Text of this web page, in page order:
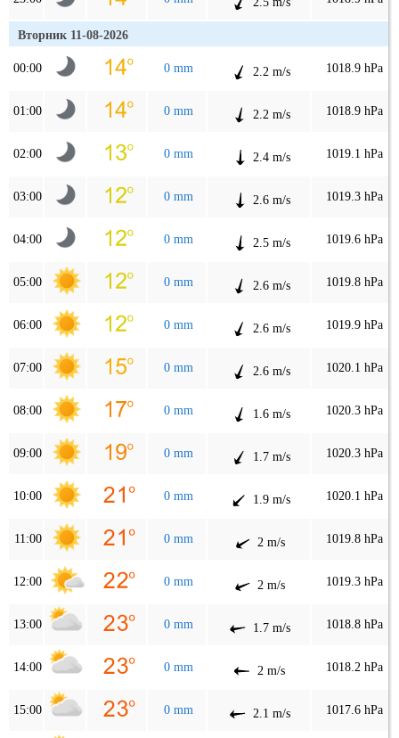
Вторник 11-08-2026
00:00 0 mm 2.2 m/s 1018.9 hPa
01:00 0 mm 2.2 m/s 1018.9 hPa
02:00 0 mm 2.4 m/s 1019.1 hPa
03:00 0 mm 2.6 m/s 1019.3 hPa
04:00 0 mm 2.5 m/s 1019.6 hPa
05:00 0 mm 2.6 m/s 1019.8 hPa
06:00 0 mm 2.6 m/s 1019.9 hPa
07:00 0 mm 2.6 m/s 1020.1 hPa
08:00 0 mm 1.6 m/s 1020.3 hPa
09:00 0 mm 1.7 m/s 1020.3 hPa
10:00 0 mm 1.9 m/s 1020.1 hPa
11:00 0 mm 2 m/s 1019.8 hPa
12:00 0 mm 2 m/s 1019.3 hPa
13:00 0 mm 1.7 m/s 1018.8 hPa
14:00 0 mm 2 m/s 1018.2 hPa
15:00 0 mm 2.1 m/s 1017.6 hPa